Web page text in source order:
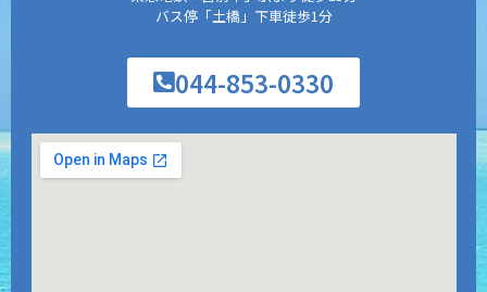
バス停「土橋」下車徒歩1分
044-853-0330